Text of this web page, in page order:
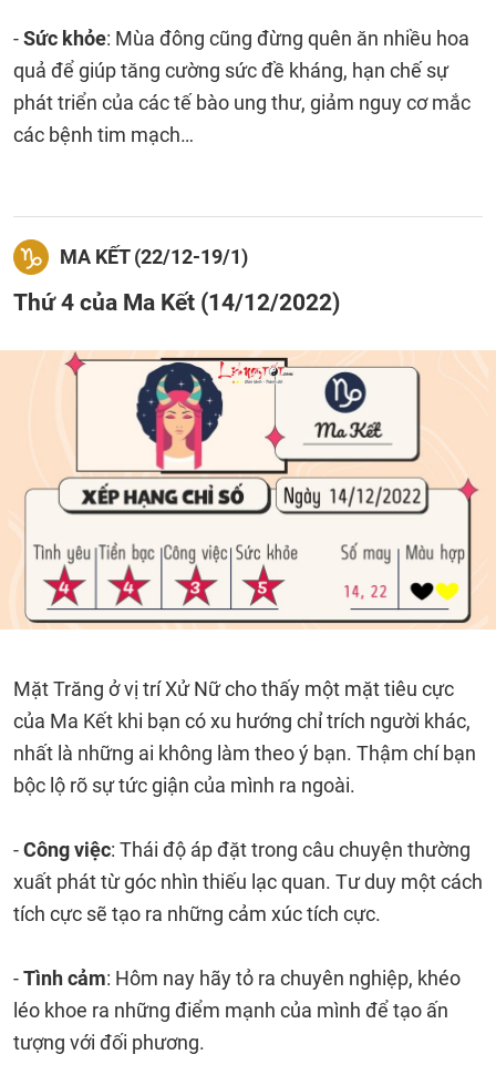
-Sức khỏe: Mùa đông cũng đừng quên ăn nhiều hoa
quả để giúp tăng cường sức đề kháng, hạn chế sự
phát triển của các tế bào ung thư, giảm nguy cơ mắc
các bệnh tim mạch…
MA KẾT (22/12-19/1)
Thứ 4 của Ma Kết (14/12/2022)
Mặt Trăng ở vị trí Xử Nữ cho thấy một mặt tiêu cực
của Ma Kết khi bạn có xu hướng chỉ trích người khác,
nhất là những ai không làm theo ý bạn. Thậm chí bạn
bộc lộ rõ sự tức giận của mình ra ngoài.
-Công việc: Thái độ áp đặt trong câu chuyện thường
xuất phát từ góc nhìn thiếu lạc quan. Tư duy một cách
tích cực sẽ tạo ra những cảm xúc tích cực.
-Tình cảm: Hôm nay hãy tỏ ra chuyên nghiệp, khéo
léo khoe ra những điểm mạnh của mình để tạo ấn
tượng với đối phương.